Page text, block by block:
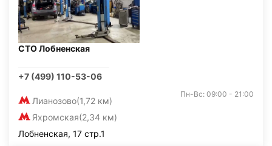
СТО Лобненская
+7 (499) 110-53-06
Лианозово(1,72 км)
Яхромская(2,34 км)
Пн-Вс: 09:00 - 21:00
Лобненская, 17 стр.1